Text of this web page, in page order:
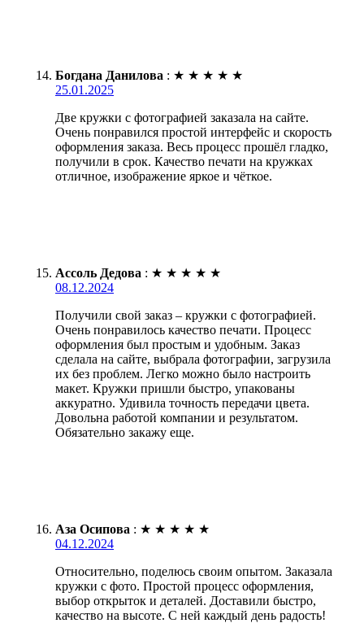
Богдана Данилова : ★ ★ ★ ★ ★
25.01.2025
Две кружки с фотографией заказала на сайте.
Очень понравился простой интерфейс и скорость
оформления заказа. Весь процесс прошёл гладко,
получили в срок. Качество печати на кружках
отличное, изображение яркое и чёткое.
Ассоль Дедова : ★ ★ ★ ★ ★
08.12.2024
Получили свой заказ – кружки с фотографией.
Очень понравилось качество печати. Процесс
оформления был простым и удобным. Заказ
сделала на сайте, выбрала фотографии, загрузила
их без проблем. Легко можно было настроить
макет. Кружки пришли быстро, упакованы
аккуратно. Удивила точность передачи цвета.
Довольна работой компании и результатом.
Обязательно закажу еще.
Аза Осипова : ★ ★ ★ ★ ★
04.12.2024
Относительно, поделюсь своим опытом. Заказала
кружки с фото. Простой процесс оформления,
выбор открыток и деталей. Доставили быстро,
качество на высоте. С ней каждый день радость!